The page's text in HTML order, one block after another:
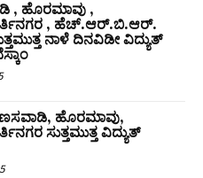
, ಹೊರಮಾವು ,
, ಹೆಚ್.ಆರ್.ಬಿ.ಆರ್.
ನಾಳೆ ದಿನವಿಡೀ ವಿದ್ಯುತ್‌
ಹೊರಮಾವು,
ಸುತ್ತಮುತ್ತ ವಿದ್ಯುತ್